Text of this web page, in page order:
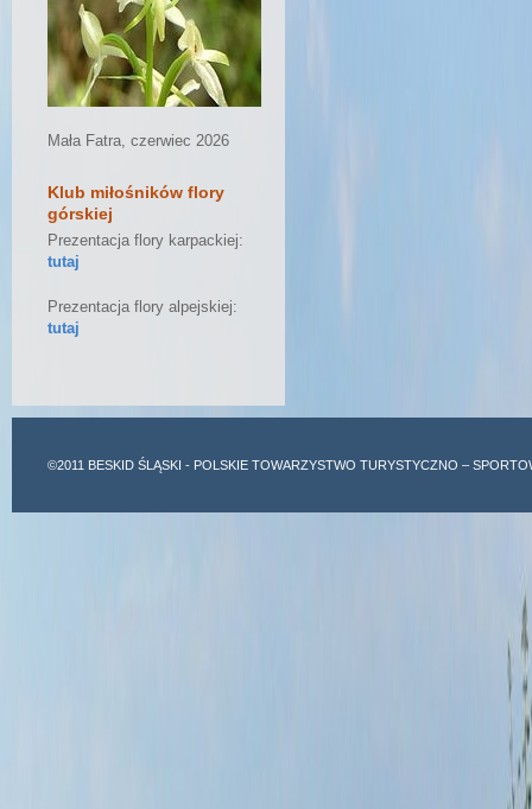
Mała Fatra, czerwiec 2026
Klub miłośników flory
górskiej
Prezentacja flory karpackiej:
tutaj
Prezentacja flory alpejskiej:
tutaj
©2011 BESKID ŚLĄSKI - POLSKIE TOWARZYSTWO TURYSTYCZNO –